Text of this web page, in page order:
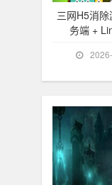
三网H5消
务端 +